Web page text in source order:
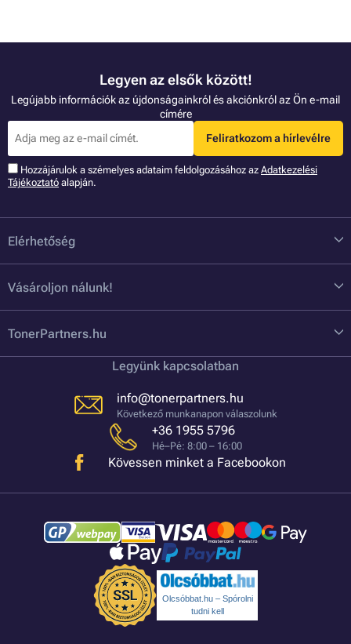
Legyen az elsők között!
Legújabb információk az újdonságainkról és akciónkról az Ön e-mail
címére
Feliratkozom a hírlevélre
Hozzájárulok a szémelyes adataim feldolgozásához az Adatkezelési
Tájékoztató alapján.
Elérhetőség
Vásároljon nálunk!
TonerPartners.hu
Legyünk kapcsolatban
info@tonerpartners.hu
Következő munkanapon válaszolunk
+36 1955 5796
Hé–Pé: 8:00 – 16:00
Kövessen minket a Facebookon
Olcsóbbat.hu – Spórolni
tudni kell